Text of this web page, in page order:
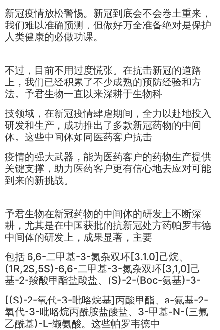
新冠疫情放松警惕。新冠到底会不会卷土重来，
我们难以准确预测，但做好万全准备绝对是保护
人类健康的必做功课。
不过，目前不用过度慌张。在抗击新冠的道路
上，我们已经积累了不少成熟的预防经验和方
法。予君生物一直以来深耕于生物科
技领域，在新冠疫情肆虐期间，全力以赴地投入
研发和生产，成功推出了多款新冠药物的中间
体。这些中间体如同医药客户抗击
疫情的强大武器，能为医药客户的药物生产提供
关键支撑，助力医药客户更有信心地去应对可能
到来的新挑战。
予君生物在新冠药物的中间体的研发上不断深
耕，尤其是在中国获批的抗新冠处方药帕罗韦德
中间体的研发上，成果显著，主要
包括 6,6-二甲基-3-氮杂双环[3.1.0]己烷、
(1R,2S,5S)-6,6-二甲基-3-氮杂双环[3,1,0]己
基-2-羧酸甲酯盐酸盐、(S)-2-(Boc-氨基)-3-
[(S)-2-氧代-3-吡咯烷基]丙酸甲酯、a-氨基-2-
氧代-3-吡咯烷丙酰胺盐酸盐、3-甲基-N-(三氟
乙酰基)-L-缬氨酸。这些帕罗韦德中